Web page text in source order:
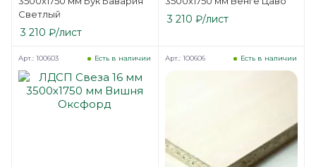
Светлый
3 210 ₽/лист
3 210 ₽/лист
Есть в наличии
Арт.: 100603 Есть в наличии
Арт.: 100606